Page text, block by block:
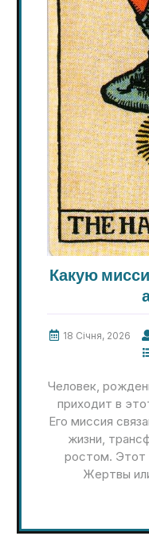
Какую
18 Січня, 2026
Человек,
приходит в
Его миссия
жизни,
ростом. Этот
Жертвы